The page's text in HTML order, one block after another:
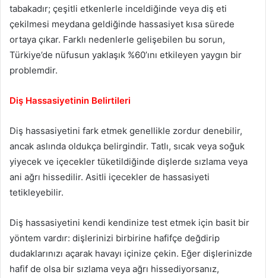
tabakadır; çeşitli etkenlerle inceldiğinde veya diş eti
çekilmesi meydana geldiğinde hassasiyet kısa sürede
ortaya çıkar. Farklı nedenlerle gelişebilen bu sorun,
Türkiye’de nüfusun yaklaşık %60’ını etkileyen yaygın bir
problemdir.
Diş Hassasiyetinin Belirtileri
Diş hassasiyetini fark etmek genellikle zordur denebilir,
ancak aslında oldukça belirgindir. Tatlı, sıcak veya soğuk
yiyecek ve içecekler tüketildiğinde dişlerde sızlama veya
ani ağrı hissedilir. Asitli içecekler de hassasiyeti
tetikleyebilir.
Diş hassasiyetini kendi kendinize test etmek için basit bir
yöntem vardır: dişlerinizi birbirine hafifçe değdirip
dudaklarınızı açarak havayı içinize çekin. Eğer dişlerinizde
hafif de olsa bir sızlama veya ağrı hissediyorsanız,